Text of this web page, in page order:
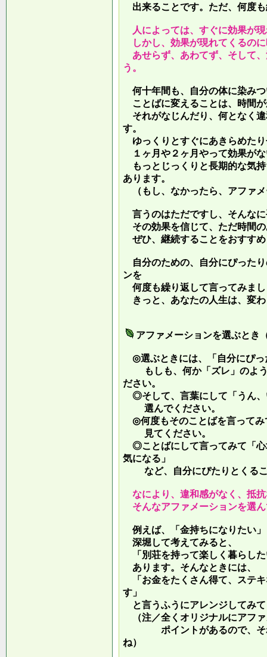
出来ることです。ただ、何度
人によっては、すぐに効果が
しかし、効果が現れてくるの
あせらず、あわてず、そして
う。
何十年間も、自分の体に染み
ことばに変えることは、時間
それがなじんだり、何となく
す。
ゆっくりとすぐにあきらめた
１ヶ月や２ヶ月やって効果が
もっとじっくりと長期的な気
あります。
（もし、なかったら、アファ
言うのはただですし、そんな
その効果を信じて、ただ時間
ぜひ、継続することをおすす
自分のための、自分にぴった
ンを
何度も繰り返して言ってみま
きっと、あなたの人生は、変
アファメーションを選ぶとき
◎選ぶときには、「自分にぴっ
もしも、何か「ズレ」のよう
ださい。
◎そして、言葉にして「うん、
選んでください。
◎何度もそのことばを言ってみ
見てください。
◎ことばにして言ってみて「心
気になる」
など、自分にぴたりとくるこ
なにより、違和感がなく、抵
そんなアファメーションを選
例えば、「金持ちになりたい
深堀して考えてみると、
「別荘を持って楽しく暮らし
あります。そんなときには、
「お金をたくさん得て、ステ
す」
と言うふうにアレンジしてみ
（注／全くオリジナルにアフ
ポイントがあるので、それ
ね）